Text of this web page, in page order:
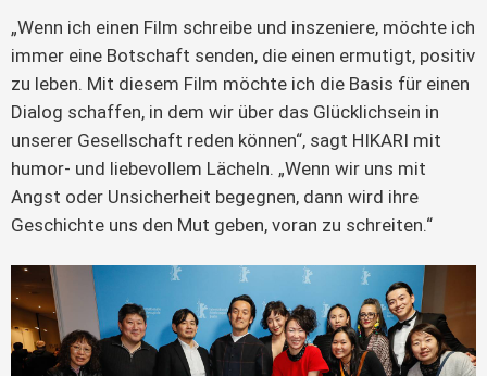
„Wenn ich einen Film schreibe und inszeniere, möchte ich
immer eine Botschaft senden, die einen ermutigt, positiv
zu leben. Mit diesem Film möchte ich die Basis für einen
Dialog schaffen, in dem wir über das Glücklichsein in
unserer Gesellschaft reden können“, sagt HIKARI mit
humor- und liebevollem Lächeln. „Wenn wir uns mit
Angst oder Unsicherheit begegnen, dann wird ihre
Geschichte uns den Mut geben, voran zu schreiten.“